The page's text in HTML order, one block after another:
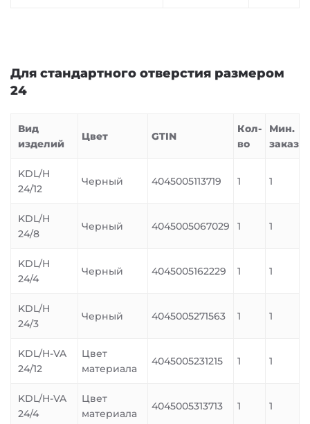
Для стандартного отверстия размером
24
Вид
изделий
Цвет GTIN
Кол-
во
Мин.
заказ
KDL/H
24/12
Черный 4045005113719 1 1
KDL/H
24/8
Черный 4045005067029 1 1
KDL/H
24/4
Черный 4045005162229 1 1
KDL/H
24/3
Черный 4045005271563 1 1
KDL/H-VA
24/12
Цвет
материала
4045005231215 1 1
KDL/H-VA
24/4
Цвет
материала
4045005313713 1 1